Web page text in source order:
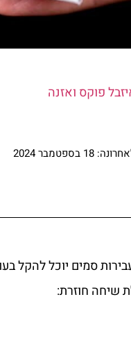
פוקס ואזנה
בספטמבר 2024
סמים יוכל להקל
שיחה חוזרת: